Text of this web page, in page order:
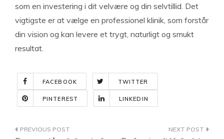
som en investering i dit velvære og din selvtillid. Det
vigtigste er at vælge en professionel klinik, som forstår
din vision og kan levere et trygt, naturligt og smukt
resultat.
FACEBOOK TWITTER
PINTEREST LINKEDIN
Indlægsnavigation